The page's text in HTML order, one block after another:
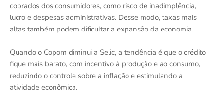
cobrados dos consumidores, como risco de inadimplência,
lucro e despesas administrativas. Desse modo, taxas mais
altas também podem dificultar a expansão da economia.
Quando o Copom diminui a Selic, a tendência é que o crédito
fique mais barato, com incentivo à produção e ao consumo,
reduzindo o controle sobre a inflação e estimulando a
atividade econômica.